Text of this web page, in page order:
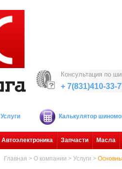
Консультация по
+ 7(831)410-33-
Услуги Калькулятор
Автоэлектроника Запчасти Масла
Главная > О компании > Услуги >